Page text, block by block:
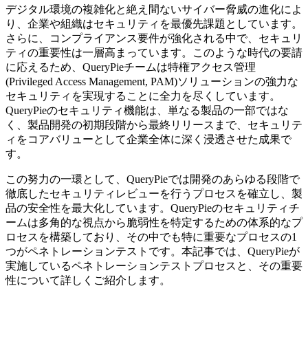
デジタル環境の複雑化と絶え間ないサイバー脅威の進化によ
り、企業や組織はセキュリティを最優先課題としています。
さらに、コンプライアンス要件が強化される中で、セキュリ
ティの重要性は一層高まっています。このような時代の要請
に応えるため、QueryPieチームは特権アクセス管理
(Privileged Access Management, PAM)ソリューションの強力な
セキュリティを実現することに全力を尽くしています。
QueryPieのセキュリティ機能は、単なる製品の一部ではな
く、製品開発の初期段階から最終リリースまで、セキュリテ
ィをコアバリューとして企業全体に深く浸透させた成果で
す。
この努力の一環として、QueryPieでは開発のあらゆる段階で
徹底したセキュリティレビューを行うプロセスを確立し、製
品の安全性を最大化しています。QueryPieのセキュリティチ
ームは多角的な視点から脆弱性を特定するための体系的なプ
ロセスを構築しており、その中でも特に重要なプロセスの1
つがペネトレーションテストです。本記事では、QueryPieが
実施しているペネトレーションテストプロセスと、その重要
性について詳しくご紹介します。